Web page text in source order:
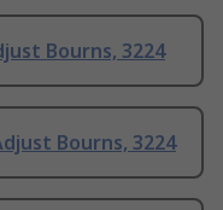
Bourns, 3224
Bourns, 3224